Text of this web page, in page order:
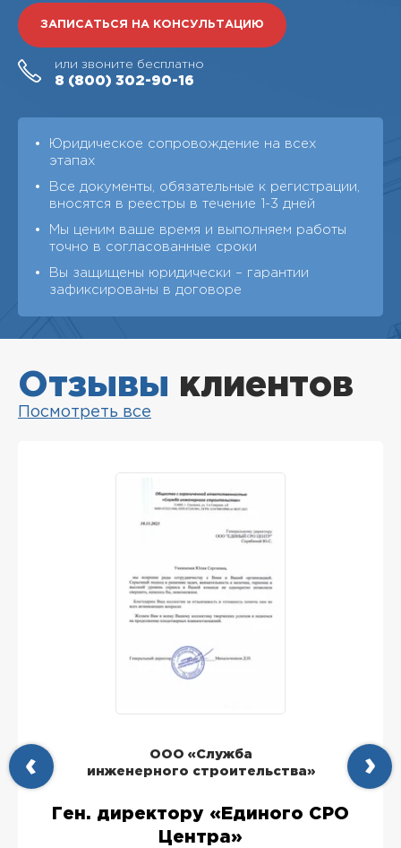
ЗАПИСАТЬСЯ НА КОНСУЛЬТАЦИЮ
или звоните бесплатно
8 (800) 302-90-16
Юридическое сопровождение на всех
этапах
Все документы, обязательные к регистрации,
вносятся в реестры в течение 1-3 дней
Мы ценим ваше время и выполняем работы
точно в согласованные сроки
Вы защищены юридически – гарантии
зафиксированы в договоре
Отзывы клиентов
Посмотреть все
ООО «Служба
инженерного строительства»
Ген. директору «Единого СРО
Центра»